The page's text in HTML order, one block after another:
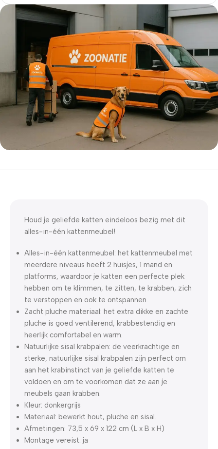
5% korting met code
Houd je geliefde katten eindeloos bezig met dit
alles-in-één kattenmeubel!
Alles-in-één kattenmeubel: het kattenmeubel met
meerdere niveaus heeft 2 huisjes, 1 mand en
platforms, waardoor je katten een perfecte plek
hebben om te klimmen, te zitten, te krabben, zich
te verstoppen en ook te ontspannen.
Zacht pluche materiaal: het extra dikke en zachte
pluche is goed ventilerend, krabbestendig en
heerlijk comfortabel en warm.
Natuurlijke sisal krabpalen: de veerkrachtige en
sterke, natuurlijke sisal krabpalen zijn perfect om
aan het krabinstinct van je geliefde katten te
voldoen en om te voorkomen dat ze aan je
meubels gaan krabben.
Kleur: donkergrijs
Materiaal: bewerkt hout, pluche en sisal.
Afmetingen: 73,5 x 69 x 122 cm (L x B x H)
Montage vereist: ja